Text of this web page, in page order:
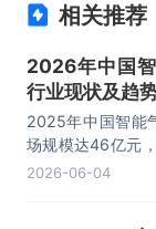
相关推荐
2026年中国
行业现状及趋
化、新材料与
2025年中国智能
场规模达46亿元
合增长率15.5%
2026-06-04